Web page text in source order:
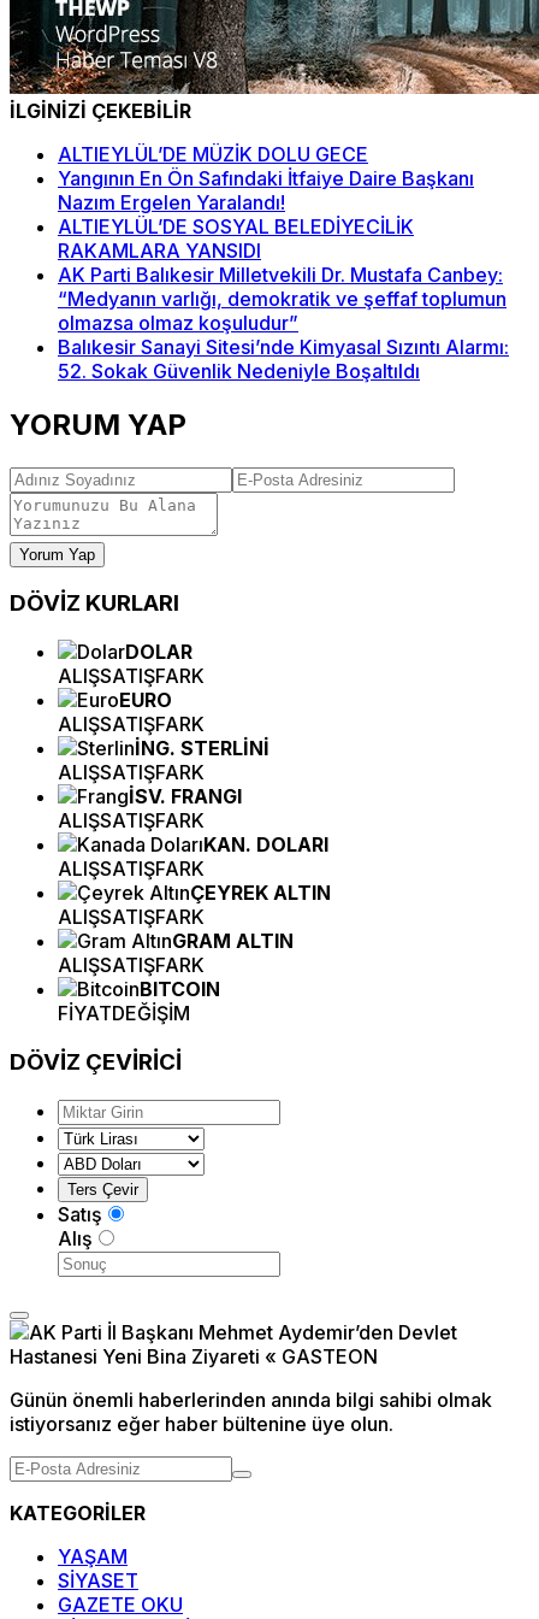
İLGİNİZİ ÇEKEBİLİR
ALTIEYLÜL’DE MÜZİK DOLU GECE
Yangının En Ön Safındaki İtfaiye Daire Başkanı
Nazım Ergelen Yaralandı!
ALTIEYLÜL’DE SOSYAL BELEDİYECİLİK
RAKAMLARA YANSIDI
AK Parti Balıkesir Milletvekili Dr. Mustafa Canbey:
“Medyanın varlığı, demokratik ve şeffaf toplumun
olmazsa olmaz koşuludur”
Balıkesir Sanayi Sitesi’nde Kimyasal Sızıntı Alarmı:
52. Sokak Güvenlik Nedeniyle Boşaltıldı
YORUM YAP
Yorum Yap
DÖVİZ KURLARI
DOLAR
ALIŞSATIŞFARK
EURO
ALIŞSATIŞFARK
İNG. STERLİNİ
ALIŞSATIŞFARK
İSV. FRANGI
ALIŞSATIŞFARK
KAN. DOLARI
ALIŞSATIŞFARK
ÇEYREK ALTIN
ALIŞSATIŞFARK
GRAM ALTIN
ALIŞSATIŞFARK
BITCOIN
FİYATDEĞİŞİM
DÖVİZ ÇEVİRİCİ
Satış
Alış
Günün önemli haberlerinden anında bilgi sahibi olmak
istiyorsanız eğer haber bültenine üye olun.
KATEGORİLER
YAŞAM
SİYASET
GAZETE OKU